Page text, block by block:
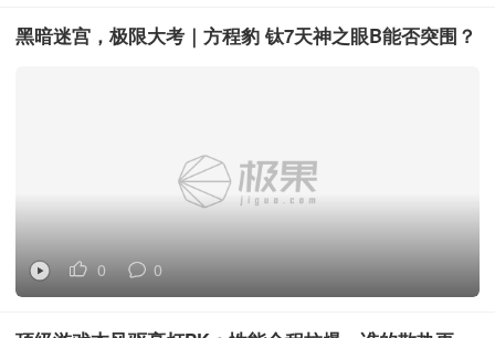
黑暗迷宫，极限大考｜方程豹 钛7天神之眼B能否突围？
0 0